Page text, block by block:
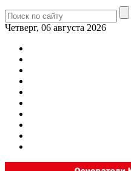
Четверг, 06 августа 2026